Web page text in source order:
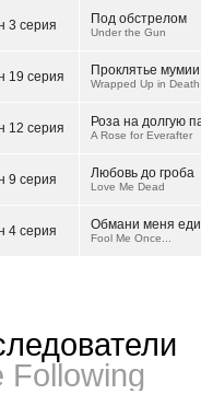
3 серия Под обстрелом
Under the Gun
19 серия Проклятье мумии
Wrapped Up in Death
12 серия Роза на долгую
A Rose for Everafter
9 серия Любовь до гроба
Love Me Dead
4 серия Обмани меня
Fool Me Once...
Following